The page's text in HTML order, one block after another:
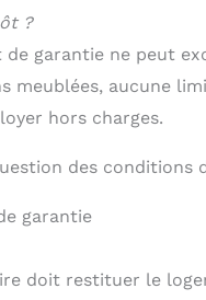
?
garantie ne peut
meublées, aucune
hors charges.
des
garantie
doit restituer le